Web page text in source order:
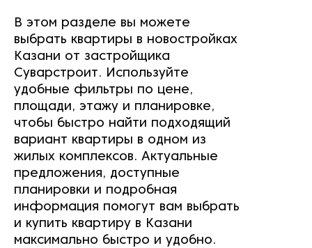
В этом разделе вы можете
выбрать квартиры в новостройках
Казани от застройщика
Суварстроит. Используйте
удобные фильтры по цене,
площади, этажу и планировке,
чтобы быстро найти подходящий
вариант квартиры в одном из
жилых комплексов. Актуальные
предложения, доступные
планировки и подробная
информация помогут вам выбрать
и купить квартиру в Казани
максимально быстро и удобно.